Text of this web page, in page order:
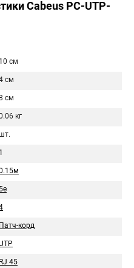
Cabeus PC-UTP-
10 см
см
см
кг
шт.
1
5e
Патч-корд
RJ 45